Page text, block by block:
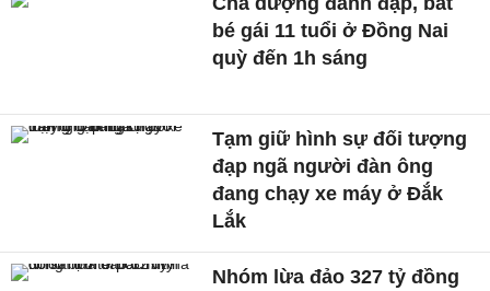
bé gái 11 tuổi ở Đồng Nai
quỳ đến 1h sáng
Tạm giữ hình sự đối tượng
đạp ngã người đàn ông
đang chạy xe máy ở Đắk
Lắk
Nhóm lừa đảo 327 tỷ đồng